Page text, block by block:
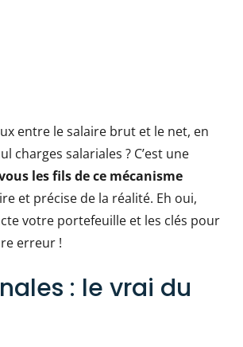
entre le salaire brut et le net, en
charges salariales ? C’est une
les fils de ce mécanisme
et précise de la réalité. Eh oui,
votre portefeuille et les clés pour
erreur !
: le vrai du